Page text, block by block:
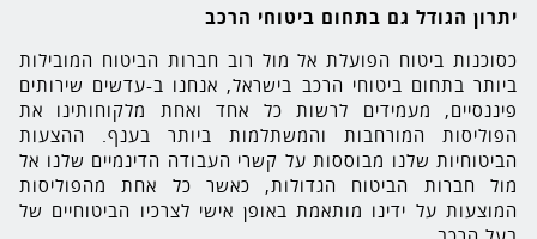
יתרון הגודל גם בתחום ביטוחי הרכב
כסוכנות ביטוח הפועלת אל מול רוב חברות הביטוח המובילות
ביותר בתחום ביטוחי הרכב בישראל, אנחנו ב-עדשים שירותים
פיננסיים, מעמידים לרשות כל אחד ואחת מלקוחותינו את
הפוליסות המורחבות והמשתלמות ביותר בענף. ההצעות
הביטוחיות שלנו מבוססות על קשרי העבודה הדינמיים שלנו אל
מול חברות הביטוח הגדולות, כאשר כל אחת מהפוליסות
המוצעות על ידינו מותאמת באופן אישי לצרכיו הביטוחיים של